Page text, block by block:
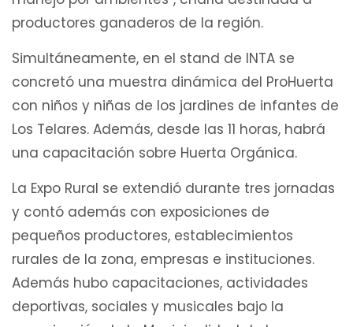
productores ganaderos de la región.
Simultáneamente, en el stand de INTA se
concretó una muestra dinámica del ProHuerta
con niños y niñas de los jardines de infantes de
Los Telares. Además, desde las 11 horas, habrá
una capacitación sobre Huerta Orgánica.
La Expo Rural se extendió durante tres jornadas
y contó además con exposiciones de
pequeños productores, establecimientos
rurales de la zona, empresas e instituciones.
Además hubo capacitaciones, actividades
deportivas, sociales y musicales bajo la